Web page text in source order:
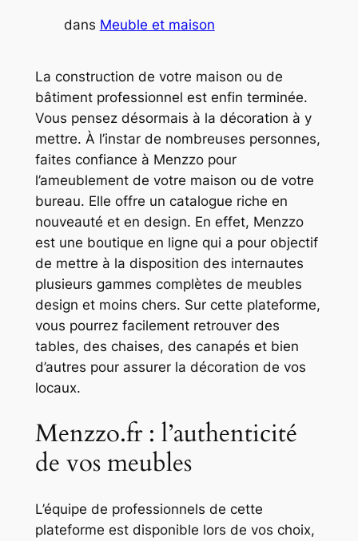
dans Meuble et maison
La construction de votre maison ou de
bâtiment professionnel est enfin terminée.
Vous pensez désormais à la décoration à y
mettre. À l’instar de nombreuses personnes,
faites confiance à Menzzo pour
l’ameublement de votre maison ou de votre
bureau. Elle offre un catalogue riche en
nouveauté et en design. En effet, Menzzo
est une boutique en ligne qui a pour objectif
de mettre à la disposition des internautes
plusieurs gammes complètes de meubles
design et moins chers. Sur cette plateforme,
vous pourrez facilement retrouver des
tables, des chaises, des canapés et bien
d’autres pour assurer la décoration de vos
locaux.
Menzzo.fr : l’authenticité
de vos meubles
L’équipe de professionnels de cette
plateforme est disponible lors de vos choix,